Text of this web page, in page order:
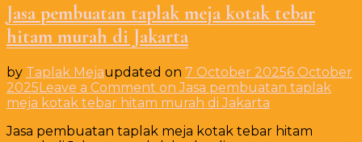
Jasa pembuatan taplak meja kotak tebar
hitam murah di Jakarta
by Taplak Mejaupdated on 7 October 20256 October
2025Leave a Comment on Jasa pembuatan taplak
meja kotak tebar hitam murah di Jakarta
Jasa pembuatan taplak meja kotak tebar hitam